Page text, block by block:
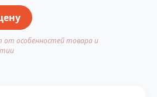
от особенностей товара и